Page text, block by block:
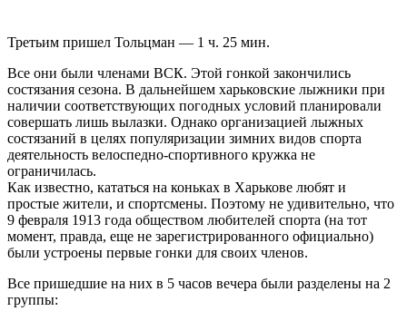
Третьим пришел Тольцман ― 1 ч. 25 мин.
Все они были членами ВСК. Этой гонкой закончились
состязания сезона. В дальнейшем харьковские лыжники при
наличии соответствующих погодных условий планировали
совершать лишь вылазки. Однако организацией лыжных
состязаний в целях популяризации зимних видов спорта
деятельность велоспедно-спортивного кружка не
ограничилась.
Как известно, кататься на коньках в Харькове любят и
простые жители, и спортсмены. Поэтому не удивительно, что
9 февраля 1913 года обществом любителей спорта (на тот
момент, правда, еще не зарегистрированного официально)
были устроены первые гонки для своих членов.
Все пришедшие на них в 5 часов вечера были разделены на 2
группы: